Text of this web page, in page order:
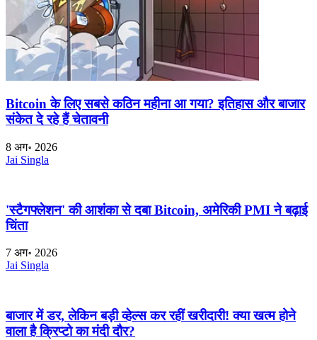
Bitcoin के लिए सबसे कठिन महीना आ गया? इतिहास और बाजार
संकेत दे रहे हैं चेतावनी
8 अग॰ 2026
Jai Singla
'स्टैगफ्लेशन' की आशंका से दबा Bitcoin, अमेरिकी PMI ने बढ़ाई
चिंता
7 अग॰ 2026
Jai Singla
बाजार में डर, लेकिन बड़ी व्हेल्स कर रहीं खरीदारी! क्या खत्म होने
वाला है क्रिप्टो का मंदी दौर?